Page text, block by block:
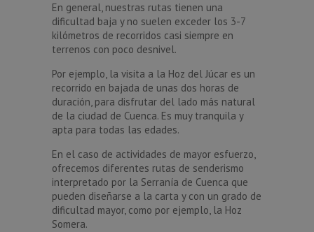
En general, nuestras rutas tienen una
dificultad baja y no suelen exceder los 3-7
kilómetros de recorridos casi siempre en
terrenos con poco desnivel.
Por ejemplo, la visita a la Hoz del Júcar es un
recorrido en bajada de unas dos horas de
duración, para disfrutar del lado más natural
de la ciudad de Cuenca. Es muy tranquila y
apta para todas las edades.
En el caso de actividades de mayor esfuerzo,
ofrecemos diferentes rutas de senderismo
interpretado por la Serranía de Cuenca que
pueden diseñarse a la carta y con un grado de
dificultad mayor, como por ejemplo, la Hoz
Somera.